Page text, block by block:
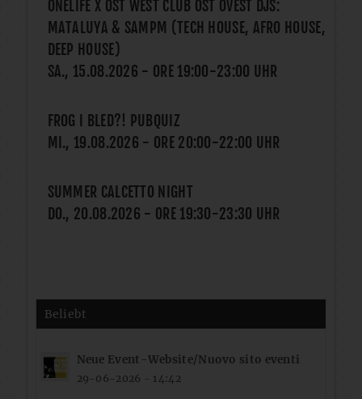
ONELIFE X OST WEST CLUB OST OVEST DJS:
MATALUYA & SAMPM (TECH HOUSE, AFRO HOUSE,
DEEP HOUSE)
SA., 15.08.2026 - ORE 19:00-23:00 UHR
FROG I BLED?! PUBQUIZ
MI., 19.08.2026 - ORE 20:00-22:00 UHR
SUMMER CALCETTO NIGHT
DO., 20.08.2026 - ORE 19:30-23:30 UHR
Beliebt
Neue Event-Website/Nuovo sito eventi
29-06-2026 - 14:42